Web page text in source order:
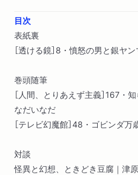
目次
表紙裏
［透ける鏡］8・憤怒の男と銀ヤ
巻頭随筆
［人間、とりあえず主義］167・
なだいなだ
［テレビ幻魔館］48・ゴビンダ
対談
怪異と幻想、ときどき豆腐｜津